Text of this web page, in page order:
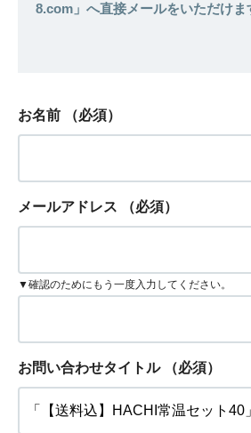
8.com」へ直接メールをいただけま
お名前 （必須）
メールアドレス （必須）
▼確認のためにもう一度入力してください。
お問い合わせタイトル （必須）